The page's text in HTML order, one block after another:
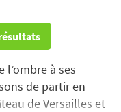
l’ombre à ses
de partir en
de Versailles et